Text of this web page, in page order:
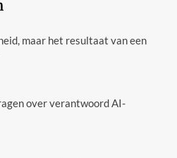
maar het resultaat van een
over verantwoord AI-